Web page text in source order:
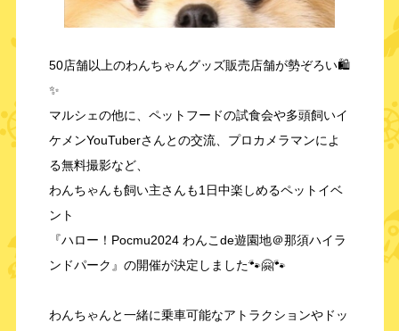
50店舗以上のわんちゃんグッズ販売店舗が勢ぞろい🛍
✨
マルシェの他に、ペットフードの試食会や多頭飼いイ
ケメンYouTuberさんとの交流、⁡プロカメラマンによ
る無料撮影など、
わんちゃんも飼い主さんも1日中楽しめるペットイベ
ント
『ハロー！Pocmu2024 わんこde遊園地＠那須ハイラ
ンドパーク』の開催が決定しました🐾🤗🐾
わんちゃんと一緒に乗車可能なアトラクションやドッ